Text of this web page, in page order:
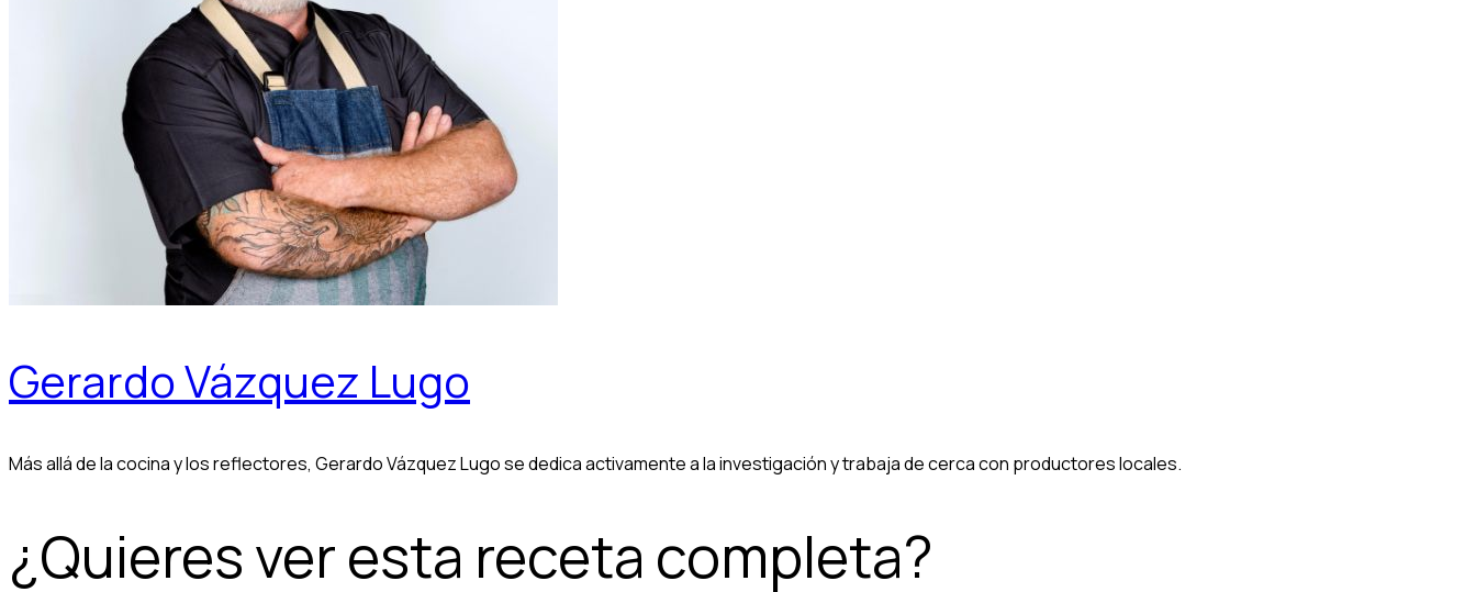
Gerardo Vázquez Lugo
Más allá de la cocina y los reflectores, Gerardo Vázquez Lugo se dedica activamente a la investigación y trabaja de cerca con productores locales.
¿Quieres ver esta receta completa?